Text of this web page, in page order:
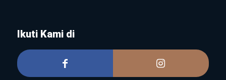
Ikuti Kami di